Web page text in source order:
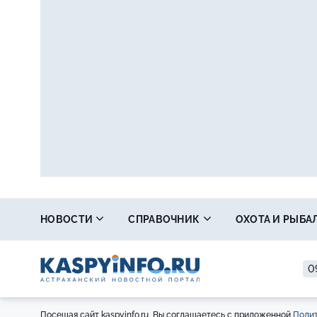
НОВОСТИ СПРАВОЧНИК ОХОТА И
Посещая сайт kaspyinfo.ru, Вы соглашаетесь с приложенной